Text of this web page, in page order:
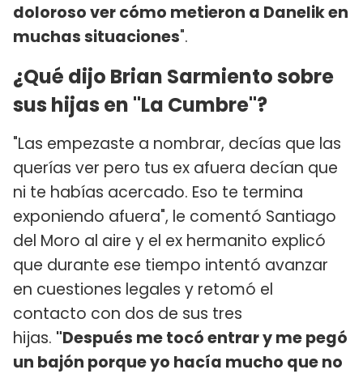
doloroso ver cómo metieron a Danelik en
muchas situaciones".
¿Qué dijo Brian Sarmiento sobre
sus hijas en "La Cumbre"?
"Las empezaste a nombrar, decías que las
querías ver pero tus ex afuera decían que
ni te habías acercado. Eso te termina
exponiendo afuera", le comentó Santiago
del Moro al aire y el ex hermanito explicó
que durante ese tiempo intentó avanzar
en cuestiones legales y retomó el
contacto con dos de sus tres
hijas. "Después me tocó entrar y me pegó
un bajón porque yo hacía mucho que no